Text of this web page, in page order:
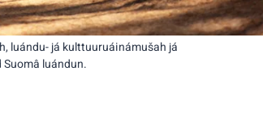
luándu- já kulttuuruáinámušah já
luándun.